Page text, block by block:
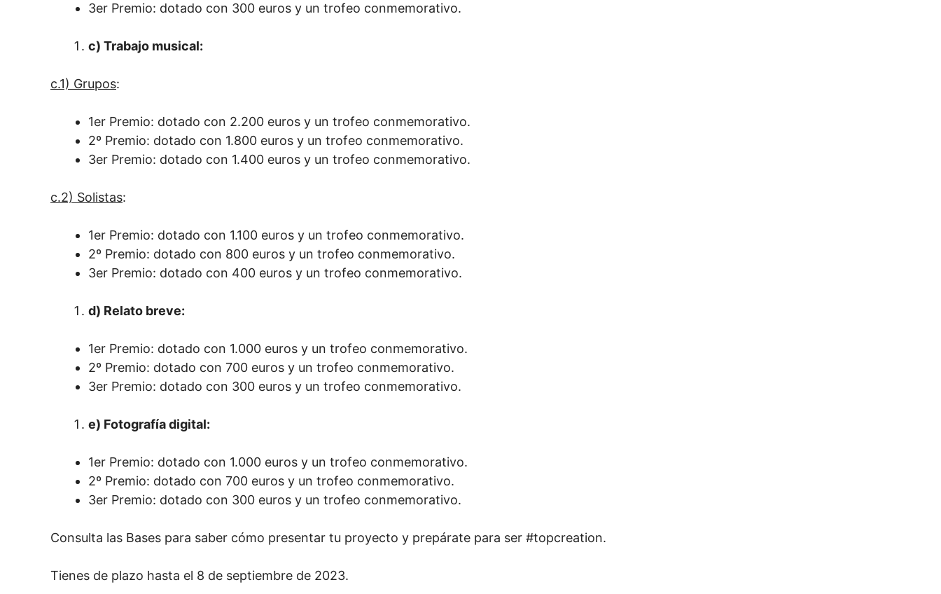
3er Premio: dotado con 300 euros y un trofeo conmemorativo.
c) Trabajo musical:
c.1) Grupos:
1er Premio: dotado con 2.200 euros y un trofeo conmemorativo.
2º Premio: dotado con 1.800 euros y un trofeo conmemorativo.
3er Premio: dotado con 1.400 euros y un trofeo conmemorativo.
c.2) Solistas:
1er Premio: dotado con 1.100 euros y un trofeo conmemorativo.
2º Premio: dotado con 800 euros y un trofeo conmemorativo.
3er Premio: dotado con 400 euros y un trofeo conmemorativo.
d) Relato breve:
1er Premio: dotado con 1.000 euros y un trofeo conmemorativo.
2º Premio: dotado con 700 euros y un trofeo conmemorativo.
3er Premio: dotado con 300 euros y un trofeo conmemorativo.
e) Fotografía digital:
1er Premio: dotado con 1.000 euros y un trofeo conmemorativo.
2º Premio: dotado con 700 euros y un trofeo conmemorativo.
3er Premio: dotado con 300 euros y un trofeo conmemorativo.
Consulta las Bases para saber cómo presentar tu proyecto y prepárate para ser #topcreation.
Tienes de plazo hasta el 8 de septiembre de 2023.